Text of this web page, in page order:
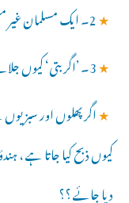
★2۔ ایک مسلمان غیر مسلم سے کیوں شادی نہیں کر سکتا؟؟
★3۔ ’اگربتی‘ کیوں جلاتے ہیں؟؟
★اگر پھلوں اور
کیوں ذبح کیا جاتا ہے ،
دیا جائے ؟؟